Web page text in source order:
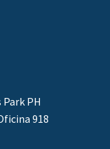
PH
918